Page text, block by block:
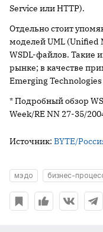
Service или HTTP).
Отдельно стоит
моделей UML (Unified
WSDL-файлов. Такие
рынке; в качестве
Emerging
*Подробный обзор
Week/RE NN 27-35/
Источник: BYTE/
мэдо бизнес-